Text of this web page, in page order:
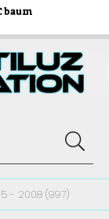
baum
- 2008 (997)